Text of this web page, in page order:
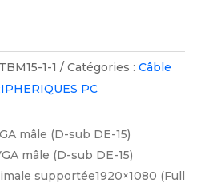
1-1 Catégories : Câble
PC
mâle (D-sub DE-15)
mâle (D-sub DE-15)
supportée1920×1080 (Full